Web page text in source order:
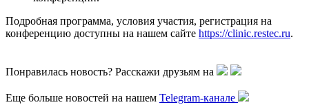
Подробная программа, условия участия, регистрация на
конференцию доступны на нашем сайте https://clinic.restec.ru.
Понравилась новость? Расскажи друзьям на
Еще больше новостей на нашем Telegram-канале